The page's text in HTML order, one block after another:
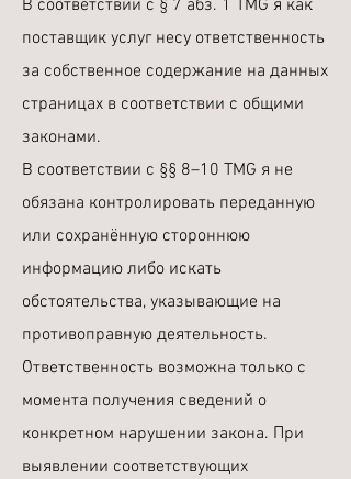
В соответствии с § 7 абз. 1 TMG я как
поставщик услуг несу ответственность
за собственное содержание на данных
страницах в соответствии с общими
законами.
В соответствии с §§ 8–10 TMG я не
обязана контролировать переданную
или сохранённую стороннюю
информацию либо искать
обстоятельства, указывающие на
противоправную деятельность.
Ответственность возможна только с
момента получения сведений о
конкретном нарушении закона. При
выявлении соответствующих